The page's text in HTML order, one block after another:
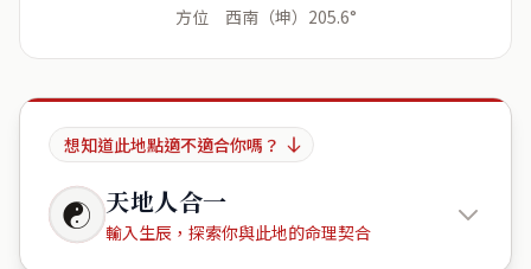
方位 西南（坤）205.6°
想知道此地點適不適合你嗎？
☯ 天地人合一
輸入生辰，探索你與此地的命理契合